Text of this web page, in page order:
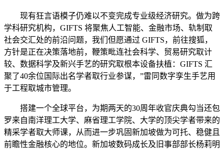
现有狂言语模子仍难以不变完成专业级经济研究。做为跨
学科研究机构，GIFTS 将聚焦人工智能、金融市场、轨制取
社会交汇处的前沿问题，我们但愿通过 GIFTS，前往搜狐，
方针是正在决策落地前，鞭策毗连社会科学、贸易研究取计
较、数据科学及新兴手艺的研究取根本设备扶植：GIFTS 汇
聚了40余位国际出名学者取行业参谋，”雷同数字孪生手艺用
于工程取城市管理。
搭建一个全球平台，为期两天的30周年收官庆典勾当还包
罗来自南洋理工大学、麻省理工学院、大学的顶尖学者带来的
精采学者取大师课，从而进一步巩固新加坡做为可托、稳健且
前瞻性金融核心的地位。新加坡数码成长及旧事部部长杨莉明